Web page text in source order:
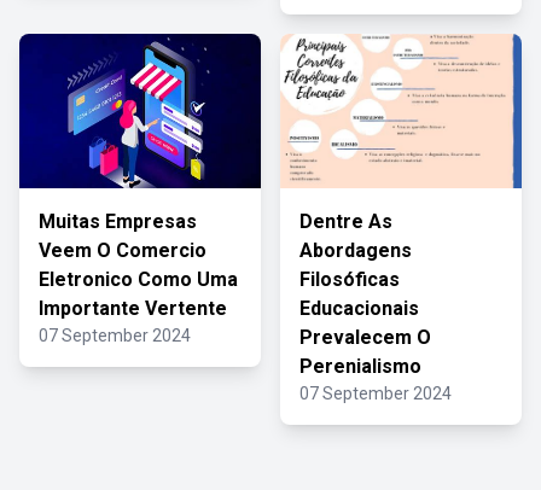
Muitas Empresas
Veem O Comercio
Eletronico Como Uma
Importante Vertente
07 September 2024
Dentre As
Abordagens
Filosóficas
Educacionais
Prevalecem O
Perenialismo
07 September 2024